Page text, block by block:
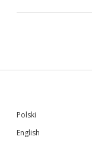
Sidebar
Polski
English